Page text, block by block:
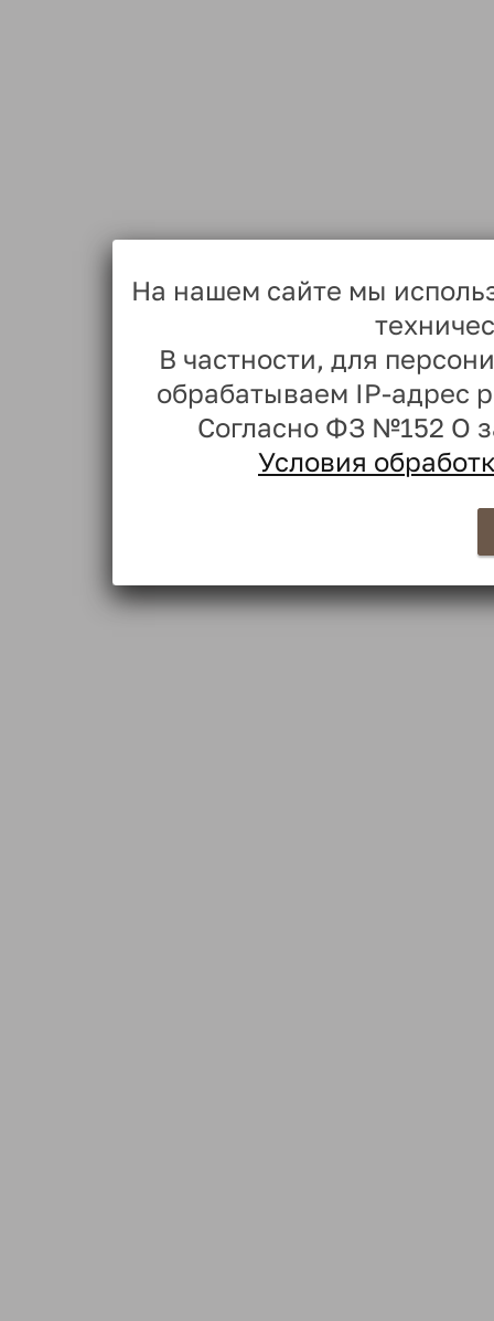
На нашем сайте мы
В частности, для
обрабатываем IP-адрес
Согласно ФЗ №152 О
Условия